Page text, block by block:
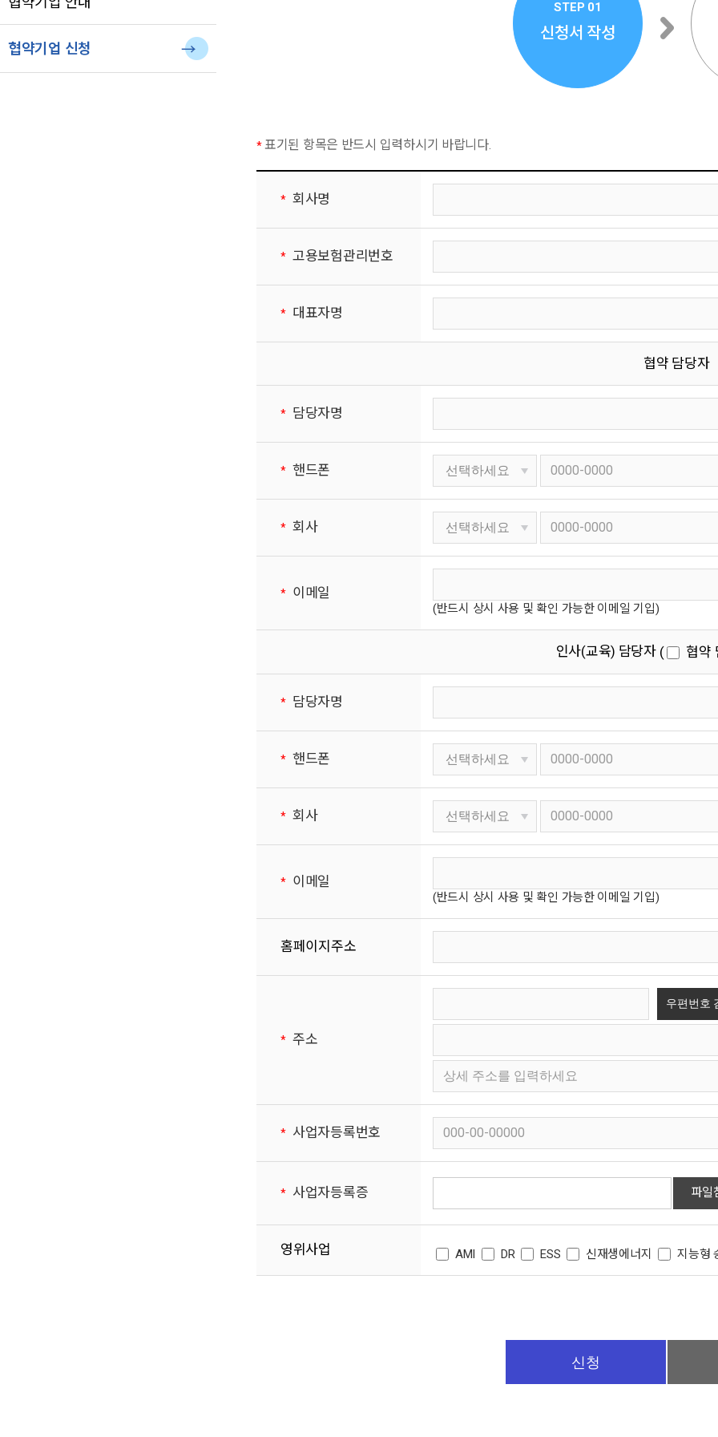
협약기업 신청
STEP 01
신청서 작성
표기된 항목은 반드시 입력하시기 바랍니다.
회사명
고용보험관리번호
대표자명
협약 담당자
담당자명
핸드폰
회사
이메일
(반드시 상시 사용 및 확인 가능한 이메일 기입)
인사(교육) 담당자 ( 협약
담당자명
핸드폰
회사
이메일
(반드시 상시 사용 및 확인 가능한 이메일 기입)
홈페이지주소
주소
우편번호
사업자등록번호
사업자등록증 파일
영위사업 AMI DR ESS 신재생에너지 지능형
신청